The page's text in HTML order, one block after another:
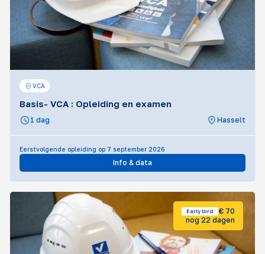
VCA
Basis- VCA : Opleiding en examen
1 dag Hasselt
Eerstvolgende opleiding op 7 september 2026
Info & data
Early bird
€ 70
nog 22 dagen